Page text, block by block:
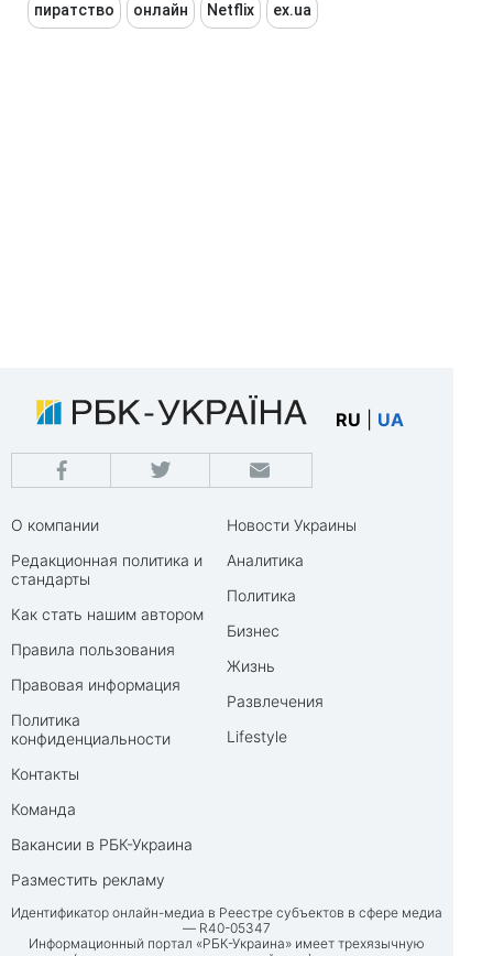
пиратство онлайн Netflix ex.ua
RU UA
О компании
Редакционная политика и
стандарты
Как стать нашим автором
Правила пользования
Правовая информация
Политика
конфиденциальности
Контакты
Команда
Вакансии в РБК-Украина
Разместить рекламу
Новости Украины
Аналитика
Политика
Бизнес
Жизнь
Развлечения
Lifestyle
Идентификатор онлайн-медиа в Реестре субъектов в сфере медиа
— R40-05347
Информационный портал «РБК-Украина» имеет трехязычную